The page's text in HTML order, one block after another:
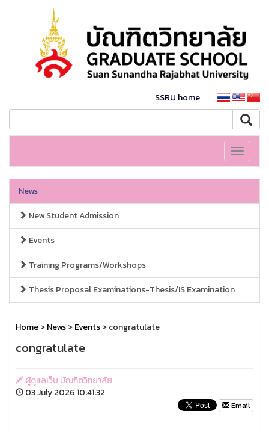
SSRU home
Toggle
News
New Student Admission
Events
Training Programs/Workshops
Thesis Proposal Examinations-Thesis/IS Examination
Home>News>Events> congratulate
congratulate
ผู้ดูแลเว็บ บัณฑิตวิทยาลัย
03 July 2026 10:41:32
Email